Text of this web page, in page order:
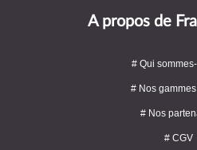
A propos de
# Qui
# Nos
# Nos
# CGV